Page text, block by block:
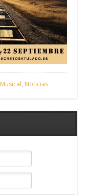
Musical, Noticias